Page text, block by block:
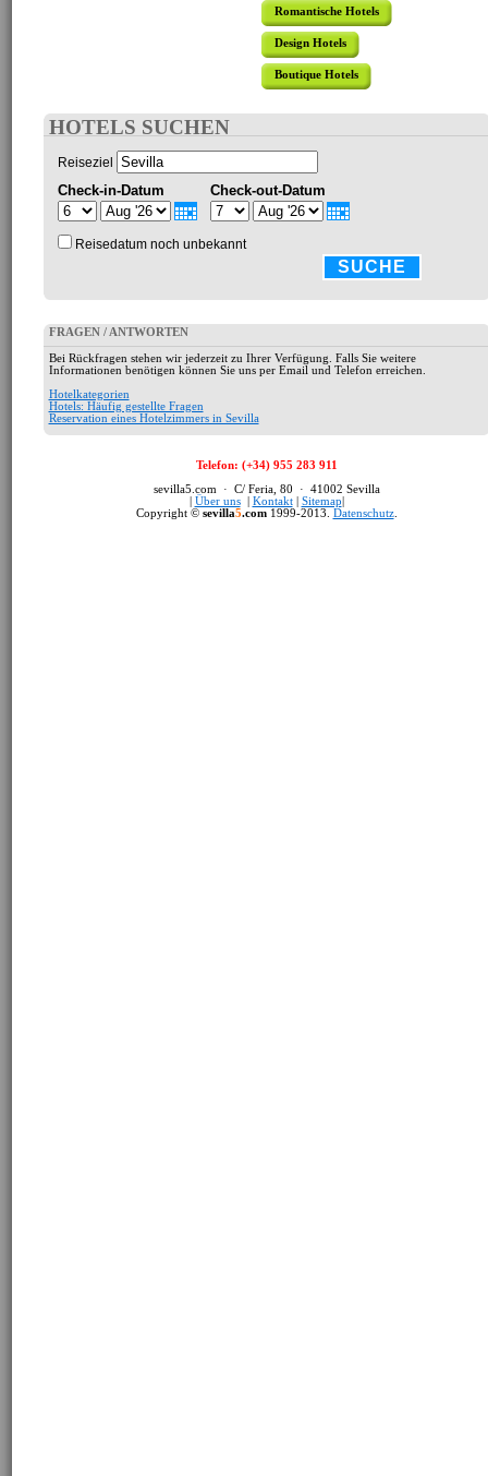
Romantische Hotels
Design Hotels
Boutique Hotels
HOTELS SUCHEN
Reiseziel
Check-in-Datum Check-out-Datum
Reisedatum noch unbekannt
SUCHE
FRAGEN / ANTWORTEN
Bei Rückfragen stehen wir jederzeit zu Ihrer Verfügung. Falls Sie weitere
Informationen benötigen können Sie uns per Email und Telefon erreichen.
Hotelkategorien
Hotels: Häufig gestellte Fragen
Reservation eines Hotelzimmers in Sevilla
Telefon: (+34) 955 283 911
sevilla5.com · C/ Feria, 80 · 41002 Sevilla
Über uns| Kontakt| Sitemap
Copyright © sevilla5.com1999-2013. Datenschutz.